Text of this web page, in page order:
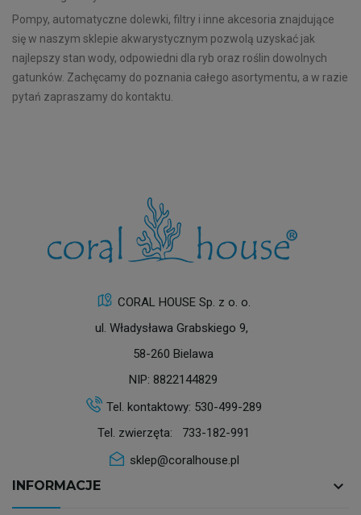
Pompy, automatyczne dolewki, filtry i inne akcesoria znajdujące
się w naszym sklepie akwarystycznym pozwolą uzyskać jak
najlepszy stan wody, odpowiedni dla ryb oraz roślin dowolnych
gatunków. Zachęcamy do poznania całego asortymentu, a w razie
pytań zapraszamy do kontaktu.
CORAL HOUSE Sp. z o. o.
ul. Władysława Grabskiego 9,
58-260 Bielawa
NIP: 8822144829
Tel. kontaktowy: 530-499-289
Tel. zwierzęta: 733-182-991
sklep@coralhouse.pl
INFORMACJE keyboard_arrow_down